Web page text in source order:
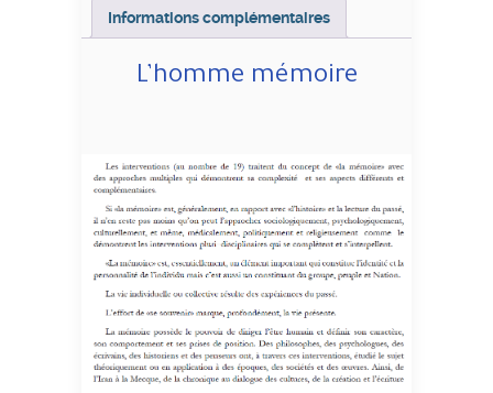
Informations complémentaires
L’homme mémoire